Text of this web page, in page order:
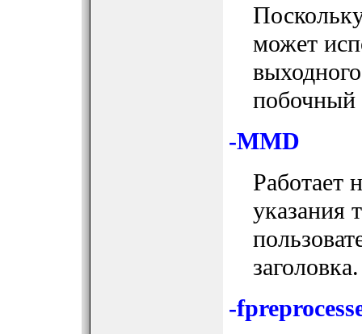
может
побочный
-MMD
Работает
указания
заголовка.
-